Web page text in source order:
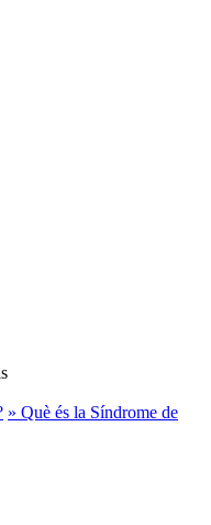
» Què és la Síndrome de